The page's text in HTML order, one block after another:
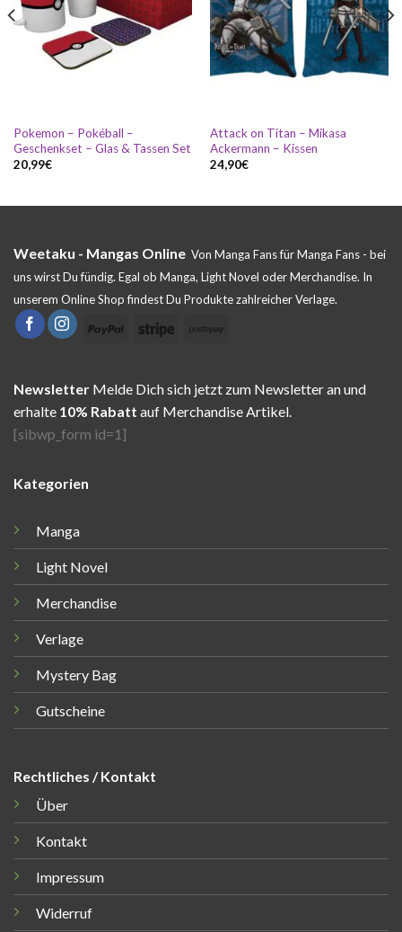
Pokemon – Pokéball –
Geschenkset – Glas & Tassen Set
20,99€
Attack on Titan – Mikasa
Ackermann – Kissen
24,90€
Weetaku - Mangas Online Von Manga Fans für Manga Fans - bei
uns wirst Du fündig. Egal ob Manga, Light Novel oder Merchandise. In
unserem Online Shop findest Du Produkte zahlreicher Verlage.
Kategorien
Manga
Light Novel
Merchandise
Verlage
Mystery Bag
Gutscheine
Rechtliches / Kontakt
Über
Kontakt
Impressum
Widerruf
Newsletter Melde Dich sich jetzt zum Newsletter an und
erhalte 10% Rabatt auf Merchandise Artikel.
[sibwp_form id=1]